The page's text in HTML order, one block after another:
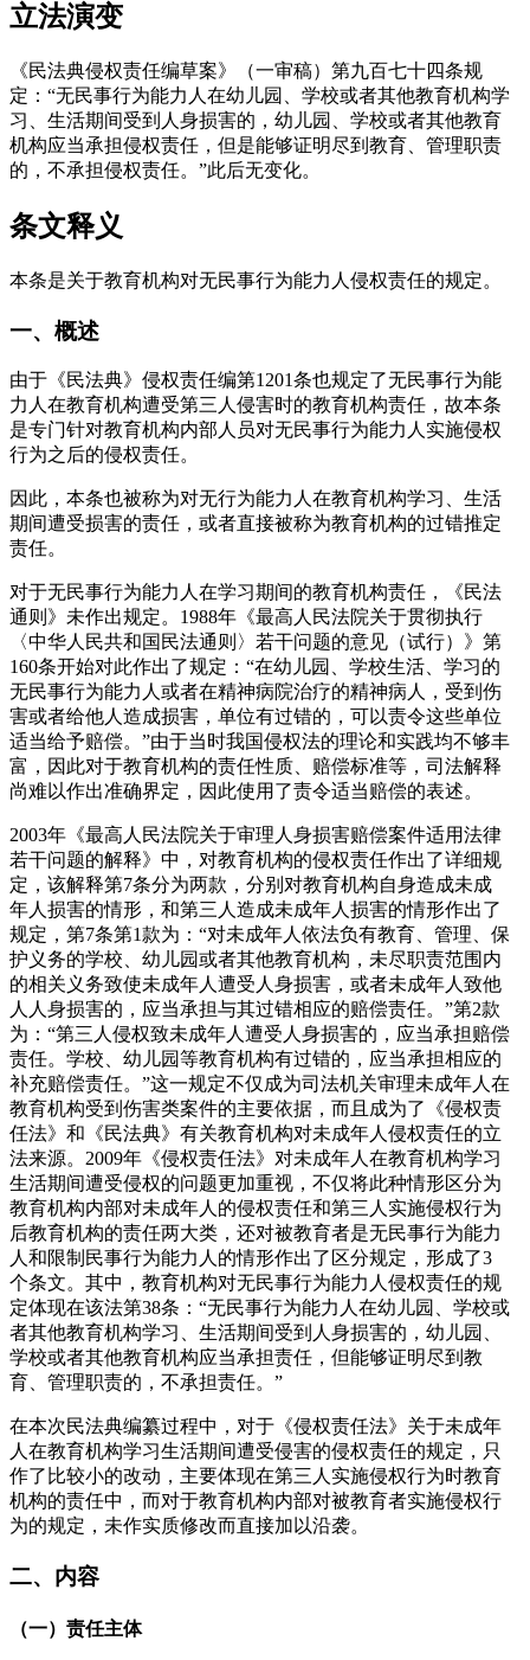
立法演变
《民法典侵权责任编草案》（一审稿）第九百七十四条规
定：“无民事行为能力人在幼儿园、学校或者其他教育机构学
习、生活期间受到人身损害的，幼儿园、学校或者其他教育
机构应当承担侵权责任，但是能够证明尽到教育、管理职责
的，不承担侵权责任。”此后无变化。
条文释义
本条是关于教育机构对无民事行为能力人侵权责任的规定。
一、概述
由于《民法典》侵权责任编第1201条也规定了无民事行为能
力人在教育机构遭受第三人侵害时的教育机构责任，故本条
是专门针对教育机构内部人员对无民事行为能力人实施侵权
行为之后的侵权责任。
因此，本条也被称为对无行为能力人在教育机构学习、生活
期间遭受损害的责任，或者直接被称为教育机构的过错推定
责任。
对于无民事行为能力人在学习期间的教育机构责任，《民法
通则》未作出规定。1988年《最高人民法院关于贯彻执行
〈中华人民共和国民法通则〉若干问题的意见（试行）》第
160条开始对此作出了规定：“在幼儿园、学校生活、学习的
无民事行为能力人或者在精神病院治疗的精神病人，受到伤
害或者给他人造成损害，单位有过错的，可以责令这些单位
适当给予赔偿。”由于当时我国侵权法的理论和实践均不够丰
富，因此对于教育机构的责任性质、赔偿标准等，司法解释
尚难以作出准确界定，因此使用了责令适当赔偿的表述。
2003年《最高人民法院关于审理人身损害赔偿案件适用法律
若干问题的解释》中，对教育机构的侵权责任作出了详细规
定，该解释第7条分为两款，分别对教育机构自身造成未成
年人损害的情形，和第三人造成未成年人损害的情形作出了
规定，第7条第1款为：“对未成年人依法负有教育、管理、保
护义务的学校、幼儿园或者其他教育机构，未尽职责范围内
的相关义务致使未成年人遭受人身损害，或者未成年人致他
人人身损害的，应当承担与其过错相应的赔偿责任。”第2款
为：“第三人侵权致未成年人遭受人身损害的，应当承担赔偿
责任。学校、幼儿园等教育机构有过错的，应当承担相应的
补充赔偿责任。”这一规定不仅成为司法机关审理未成年人在
教育机构受到伤害类案件的主要依据，而且成为了《侵权责
任法》和《民法典》有关教育机构对未成年人侵权责任的立
法来源。2009年《侵权责任法》对未成年人在教育机构学习
生活期间遭受侵权的问题更加重视，不仅将此种情形区分为
教育机构内部对未成年人的侵权责任和第三人实施侵权行为
后教育机构的责任两大类，还对被教育者是无民事行为能力
人和限制民事行为能力人的情形作出了区分规定，形成了3
个条文。其中，教育机构对无民事行为能力人侵权责任的规
定体现在该法第38条：“无民事行为能力人在幼儿园、学校或
者其他教育机构学习、生活期间受到人身损害的，幼儿园、
学校或者其他教育机构应当承担责任，但能够证明尽到教
育、管理职责的，不承担责任。”
在本次民法典编纂过程中，对于《侵权责任法》关于未成年
人在教育机构学习生活期间遭受侵害的侵权责任的规定，只
作了比较小的改动，主要体现在第三人实施侵权行为时教育
机构的责任中，而对于教育机构内部对被教育者实施侵权行
为的规定，未作实质修改而直接加以沿袭。
二、内容
（一）责任主体